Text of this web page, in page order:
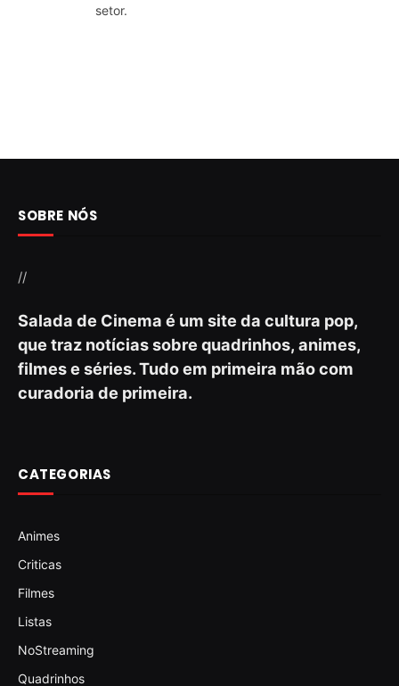
setor.
SOBRE NÓS
//
Salada de Cinema é um site da cultura pop,
que traz notícias sobre quadrinhos, animes,
filmes e séries. Tudo em primeira mão com
curadoria de primeira.
CATEGORIAS
Animes
Criticas
Filmes
Listas
NoStreaming
Quadrinhos